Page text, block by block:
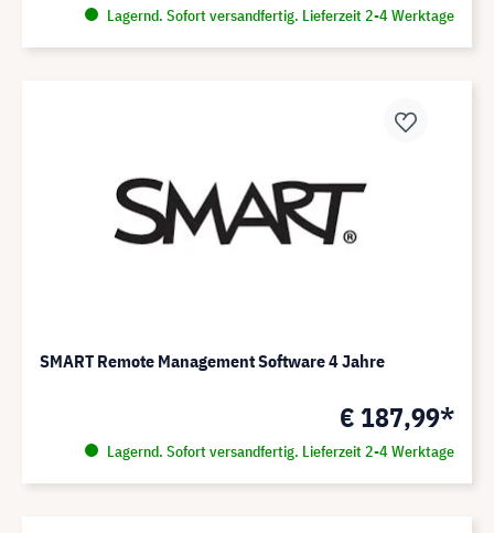
Lagernd. Sofort versandfertig. Lieferzeit 2-4 Werktage
SMART Remote Management Software 4 Jahre
€ 187,99*
Lagernd. Sofort versandfertig. Lieferzeit 2-4 Werktage